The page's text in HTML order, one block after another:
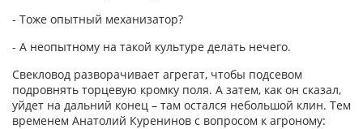
- Тоже опытный механизатор?
- А неопытному на такой культуре делать нечего.
Свекловод разворачивает агрегат, чтобы подсевом
подровнять торцевую кромку поля. А затем, как он сказал,
уйдет на дальний конец – там остался небольшой клин. Тем
временем Анатолий Куренинов с вопросом к агроному: